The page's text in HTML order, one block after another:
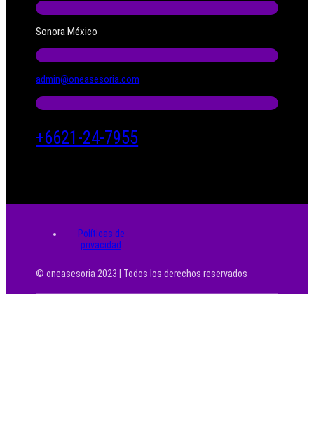
Sonora México
admin@oneasesoria.com
+6621-24-7955
© oneasesoria 2023 | Todos los derechos reservados
Políticas de
privacidad